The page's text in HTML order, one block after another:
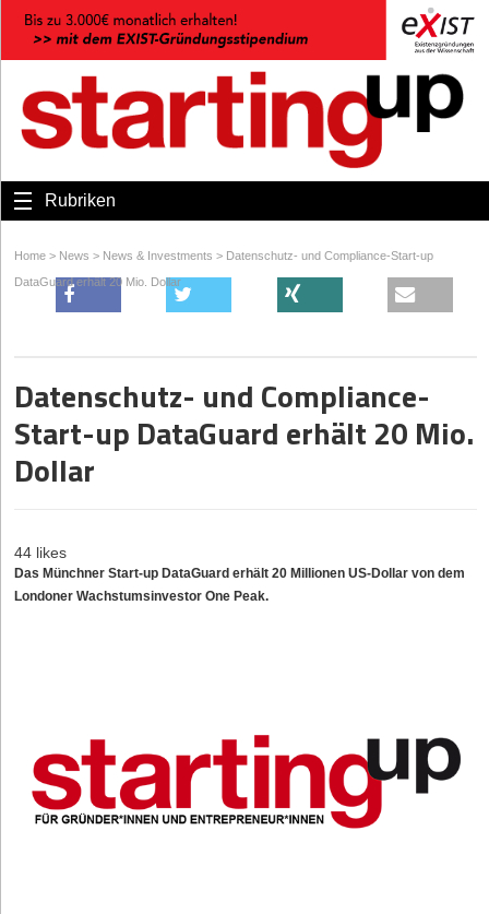
Rubriken
Home > News > News & Investments > Datenschutz- und Compliance-Start-up
DataGuard erhält 20 Mio. Dollar
Datenschutz- und Compliance-
Start-up DataGuard erhält 20 Mio.
Dollar
44 likes
Das Münchner Start-up DataGuard erhält 20 Millionen US-Dollar von dem
Londoner Wachstumsinvestor One Peak.